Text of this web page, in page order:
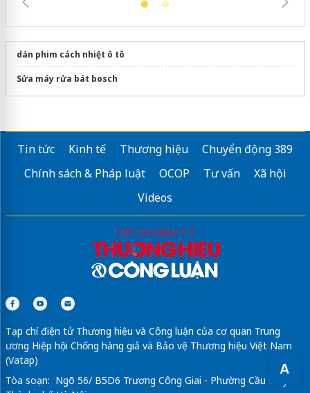
A
dán phim cách nhiệt ô tô
Sửa máy rửa bát bosch
Tin tức Kinh tế Thương hiệu
Chuyển động 389
Chính sách & Pháp luật
OCOP Tư vấn
Xã hội
Videos
Tạp chí điện tử Thương hiệu và Công luận của cơ quan Trung
ương Hiệp hội Chống hàng giả và Bảo vệ Thương hiệu Việt Nam
(Vatap)
Tòa soạn: Ngõ 56/ B5D6 Trương Công Giai - Phường Cầu Giấy -